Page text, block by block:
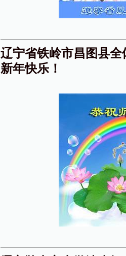
辽宁省铁岭市昌图县
新年快乐！